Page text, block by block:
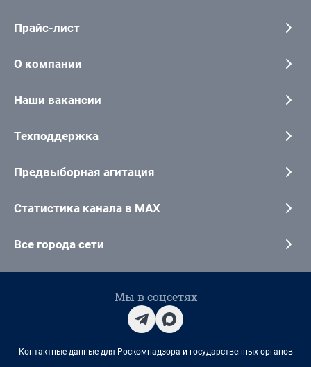
Прайс-лист
О компании
Наши вакансии
Техподдержка
Предвыборная агитация
Статистика канала в MAX
Все города сети
Мы в соцсетях
Контактные данные для Роскомнадзора и государственных органов